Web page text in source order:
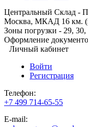
Центральный Склад -
Москва, МКАД 16 км.
Зоны погрузки - 29, 30,
Оформление
Личный кабинет
Войти
Регистрация
Телефон:
+7 499 714-65-55
E-mail: